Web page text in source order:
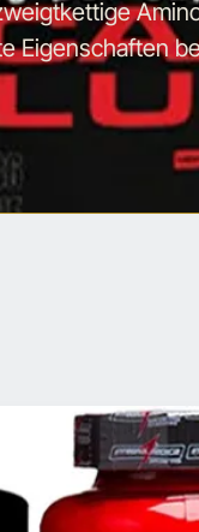
Eigenschaften